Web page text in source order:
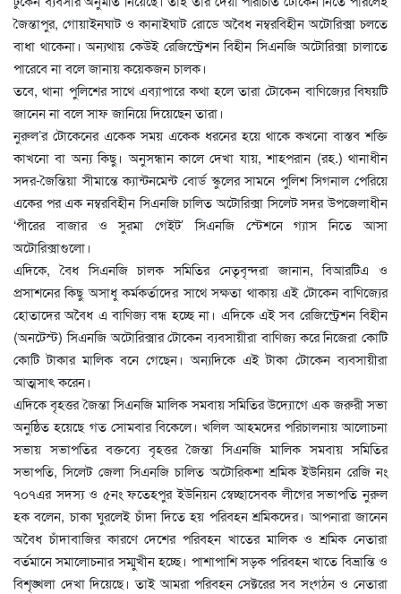
জৈন্তাপুর, গোয়াইনঘাট ও কানাইঘাট রোডে অবৈধ নম্বরবিহীন অটোরিক্সা চলতে
বাধা থাকেনা। অন্যথায় কেউই রেজিস্ট্রেশন বিহীন সিএনজি অটোরিক্সা চালাতে
পারেবে না বলে জানায় কয়েকজন চালক।
তবে, থানা পুলিশের সাথে এব্যাপারে কথা হলে তারা টোকেন বাণিজ্যের বিষয়টি
জানেন না বলে সাফ জানিয়ে দিয়েছেন তারা।
নুরুল’র টোকেনের একেক সময় একেক ধরনের হয়ে থাকে কখনো বাস্তব শক্তি
কাখনো বা অন্য কিছু। অনুসন্ধান কালে দেখা যায়, শাহপরান (রহ.) থানাধীন
সদর-জৈন্তিয়া সীমান্তে ক্যান্টনমেন্ট বোর্ড স্কুলের সামনে পুলিশ সিগনাল পেরিয়ে
একের পর এক নম্বরবিহীন সিএনজি চালিত অটোরিক্সা সিলেট সদর উপজেলাধীন
‘পীরের বাজার ও সুরমা গেইট’ সিএনজি স্টেশনে গ্যাস নিতে আসা
অটোরিক্সাগুলো।
এদিকে, বৈধ সিএনজি চালক সমিতির নেতৃবৃন্দরা জানান, বিআরটিএ ও
প্রসাশনের কিছু অসাধু কর্মকর্তাদের সাথে সক্ষতা থাকায় এই টোকেন বাণিজ্যের
হোতাদের অবৈধ এ বাণিজ্য বন্ধ হচ্ছে না। এদিকে এই সব রেজিস্ট্রেশন বিহীন
(অনটেস্ট) সিএনজি অটোরিক্সার টোকেন ব্যবসায়ীরা বাণিজ্য করে নিজেরা কোটি
কোটি টাকার মালিক বনে গেছেন। অন্যদিকে এই টাকা টোকেন ব্যবসায়ীরা
আত্মসাৎ করেন।
এদিকে বৃহত্তর জৈন্তা সিএনজি মালিক সমবায় সমিতির উদ্যোগে এক জরুরী সভা
অনুষ্ঠিত হয়েছে গত সোমবার বিকেলে। খলিল আহমদের পরিচালনায় আলোচনা
সভায় সভাপতির বক্তব্যে বৃহত্তর জৈন্তা সিএনজি মালিক সমবায় সমিতির
সভাপতি, সিলেট জেলা সিএনজি চালিত অটোরিকশা শ্রমিক ইউনিয়ন রেজি নং
৭০৭এর সদস্য ও ৫নং ফতেহপুর ইউনিয়ন স্বেচ্ছাসেবক লীগের সভাপতি নুরুল
হক বলেন, চাকা ঘুরলেই চাঁদা দিতে হয় পরিবহন শ্রমিকদের। আপনারা জানেন
অবৈধ চাঁদাবাজির কারণে দেশের পরিবহন খাতের মালিক ও শ্রমিক নেতারা
বর্তমানে সমালোচনার সম্মুখীন হচ্ছে। পাশাপাশি সড়ক পরিবহন খাতে বিভ্রান্তি ও
বিশৃঙ্খলা দেখা দিয়েছে। তাই আমরা পরিবহন সেক্টরের সব সংগঠন ও নেতারা